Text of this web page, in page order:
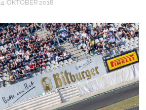
4. OKTOBER 2018